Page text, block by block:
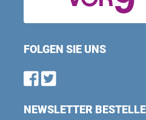
FOLGEN SIE UNS
Find us on
Follow us
NEWSLETTER